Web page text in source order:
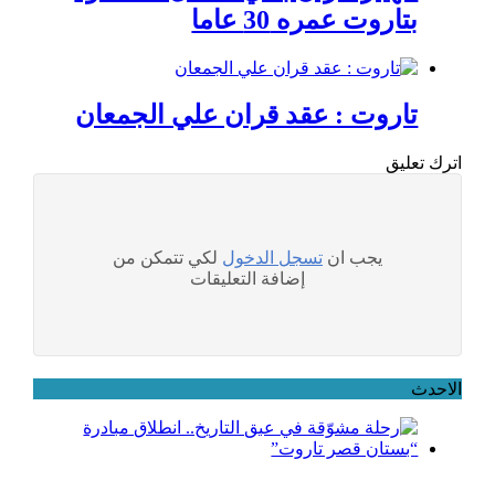
بتاروت عمره 30 عاما
تاروت : عقد قران علي الجمعان
اترك تعليق
يجب ان تسجل الدخول لكي تتمكن من
إضافة التعليقات
الاحدث